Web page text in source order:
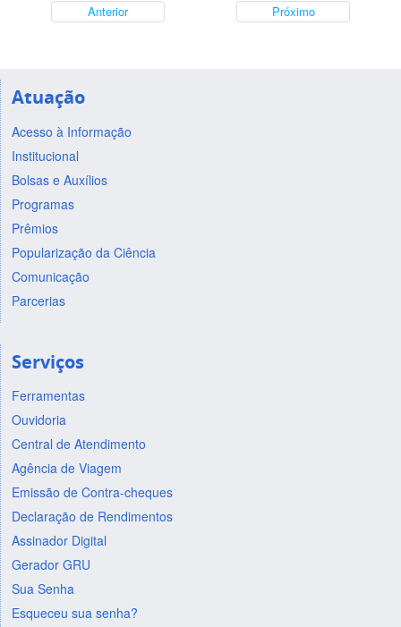
Anterior Próximo
Atuação
Acesso à Informação
Institucional
Bolsas e Auxílios
Programas
Prêmios
Popularização da Ciência
Comunicação
Parcerias
Serviços
Ferramentas
Ouvidoria
Central de Atendimento
Agência de Viagem
Emissão de Contra-cheques
Declaração de Rendimentos
Assinador Digital
Gerador GRU
Sua Senha
Esqueceu sua senha?